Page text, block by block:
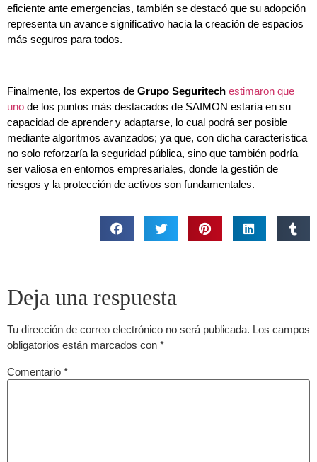
eficiente ante emergencias, también se destacó que su adopción
representa un avance significativo hacia la creación de espacios
más seguros para todos.
Finalmente, los expertos de Grupo Seguritech estimaron que
uno de los puntos más destacados de SAIMON estaría en su
capacidad de aprender y adaptarse, lo cual podrá ser posible
mediante algoritmos avanzados; ya que, con dicha característica
no solo reforzaría la seguridad pública, sino que también podría
ser valiosa en entornos empresariales, donde la gestión de
riesgos y la protección de activos son fundamentales.
Deja una respuesta
Tu dirección de correo electrónico no será publicada. Los campos
obligatorios están marcados con *
Comentario *